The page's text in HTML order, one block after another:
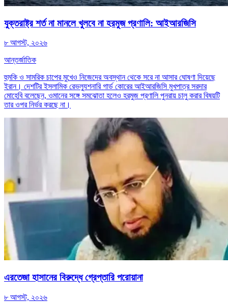
যুক্তরাষ্ট্র শর্ত না মানলে খুলবে না হরমুজ প্রণালি: আইআরজিসি
৮ আগস্ট, ২০২৬
আন্তর্জাতিক
হুমকি ও সামরিক চাপের মুখেও নিজেদের অবস্থান থেকে সরে না আসার ঘোষণা দিয়েছে
ইরান। দেশটির ইসলামিক রেভল্যুশনারি গার্ড কোরের আইআরজিসি মুখপাত্র সরদার
মোহেবি বলেছেন, ওমানের সঙ্গে সমঝোতা হলেও হরমুজ প্রণালি পুনরায় চালু করার বিষয়টি
তার ওপর নির্ভর করছে না।
এরতেজা হাসানের বিরুদ্ধে গ্রেপ্তারি পরোয়ানা
৮ আগস্ট, ২০২৬